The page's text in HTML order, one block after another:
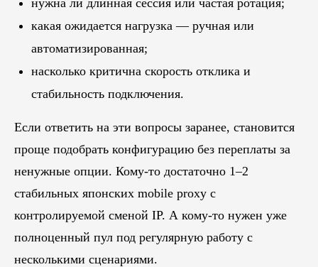
нужна ли длинная сессия или частая ротация;
какая ожидается нагрузка — ручная или
автоматизированная;
насколько критична скорость отклика и
стабильность подключения.
Если ответить на эти вопросы заранее, становится
проще подобрать конфигурацию без переплаты за
ненужные опции. Кому-то достаточно 1–2
стабильных японских mobile proxy с
контролируемой сменой IP. А кому-то нужен уже
полноценный пул под регулярную работу с
несколькими сценариями.
ПЕРЕЙТИ В БЛОГ